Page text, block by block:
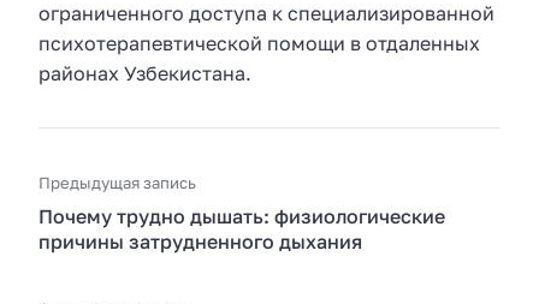
ограниченного доступа к специализированной
психотерапевтической помощи в отдаленных
районах Узбекистана.
Предыдущая запись
Почему трудно дышать: физиологические
причины затрудненного дыхания